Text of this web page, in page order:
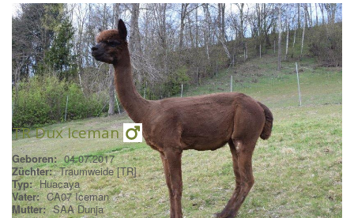
TR Dux Iceman
Geboren: 04.07.2017
Züchter: Traumweide [TR]
Typ: Huacaya
Vater: CA07 Iceman
Mutter: SAA Dunja